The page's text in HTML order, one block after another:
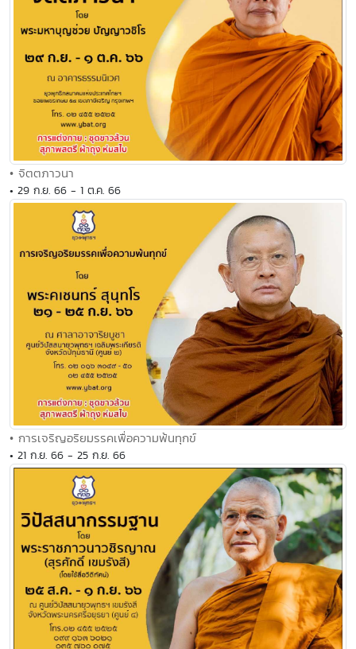
• จิตตภาวนา
• 29 ก.ย. 66 - 1 ต.ค. 66
• การเจริญอริยมรรคเพื่อความพ้นทุกข์
• 21 ก.ย. 66 - 25 ก.ย. 66